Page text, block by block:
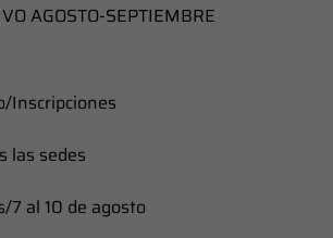
AGOSTO-SEPTIEMBRE
Inscripciones
las sedes
7 al 10 de agosto